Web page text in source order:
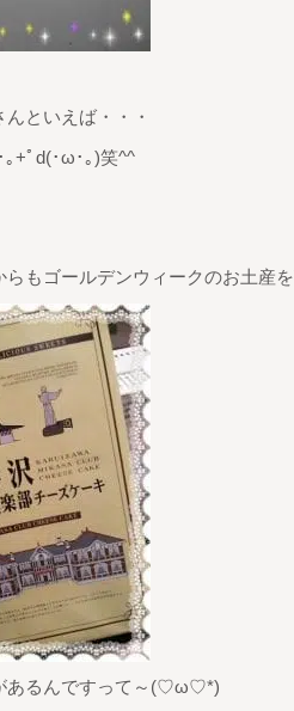
といえば・・・
｡+ﾟd(･ω･｡)笑^^
らもゴールデンウィークのお土産
あるんですって～(♡ω♡*)